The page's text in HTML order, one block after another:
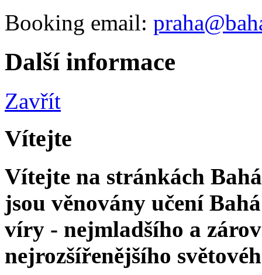
Booking email:
Další informace
Zavřít
Vítejte
Vítejte na stránkách
jsou věnovány učení
víry - nejmladšího a
nejrozšířenějšího